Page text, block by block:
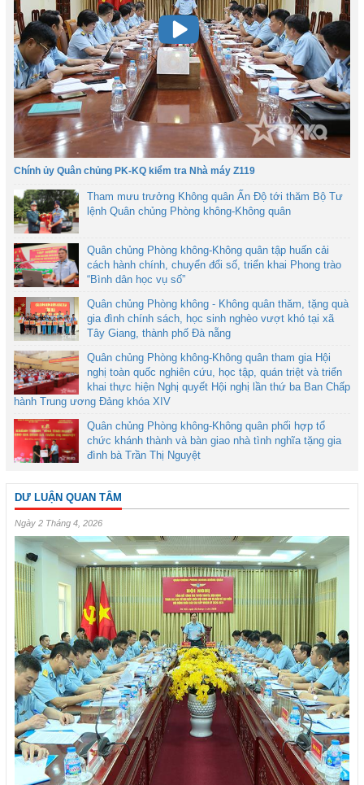
Chính ủy Quân chủng PK-KQ kiểm tra Nhà máy Z119
Tham mưu trưởng Không quân Ấn Độ tới thăm Bộ Tư
lệnh Quân chủng Phòng không-Không quân
Quân chủng Phòng không-Không quân tập huấn cải
cách hành chính, chuyển đổi số, triển khai Phong trào
“Bình dân học vụ số”
Quân chủng Phòng không - Không quân thăm, tặng quà
gia đình chính sách, học sinh nghèo vượt khó tại xã
Tây Giang, thành phố Đà nẵng
Quân chủng Phòng không-Không quân tham gia Hội
nghị toàn quốc nghiên cứu, học tập, quán triệt và triển
khai thực hiện Nghị quyết Hội nghị lần thứ ba Ban Chấp
hành Trung ương Đảng khóa XIV
Quân chủng Phòng không-Không quân phối hợp tổ
chức khánh thành và bàn giao nhà tình nghĩa tặng gia
đình bà Trần Thị Nguyệt
DƯ LUẬN QUAN TÂM
Ngày 2 Tháng 4, 2026